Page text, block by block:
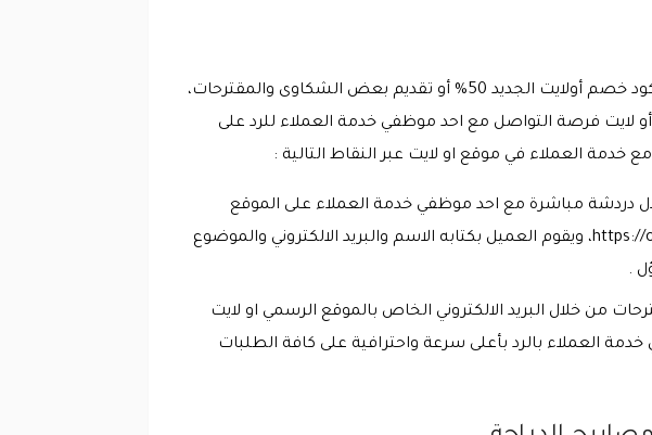
يحتاج بعض العملاء والمستهلكين التساؤل عن كود خصم أولايت 2026 المملكة او اقوى كود خصم أولايت الجديد 50% أو تقديم بعض الشكاوى والمقترحات،
لايت فرصة التواصل مع احد موظفي خدمة العملاء للرد على
العملاء في موقع او لايت عبر النقاط التالية :
دردشة مباشرة مع احد موظفي خدمة العملاء على الموقع
الرسمي وذلك من خلال الضغط على هذا الرابط https://olight.secure.force.com/LiveChatPage، ويقوم العميل بكتابه الاسم والبريد الالكتروني والموضوع
.
من خلال البريد الالكتروني الخاص بالموقع الرسمي او لايت
العملاء بالرد بأعلى سرعة واحترافية على كافة الطلبات